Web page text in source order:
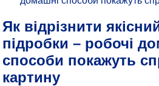
Як відрізнити
підробки – робочі
способи покажуть
картину